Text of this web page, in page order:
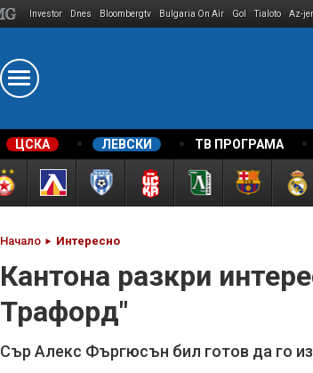
Investor Dnes Bloombergtv Bulgaria On Air Gol Tialoto Az-
ЦСКА ЛЕВСКИ ТВ ПРОГРАМА
Начало Интересно
Кантона разкри
Трафорд"
Сър Алекс Фъргюсън бил готов да го